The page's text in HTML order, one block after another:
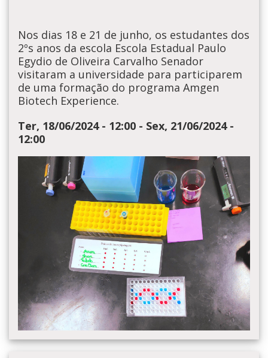
Nos dias 18 e 21 de junho, os estudantes dos
2ºs anos da escola Escola Estadual Paulo
Egydio de Oliveira Carvalho Senador
visitaram a universidade para participarem
de uma formação do programa Amgen
Biotech Experience.
Ter, 18/06/2024 - 12:00 - Sex, 21/06/2024 -
12:00